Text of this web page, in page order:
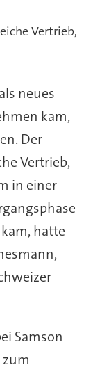
Vertrieb,
neues
kam,
Der
Vertrieb,
in einer
hatte
Samson